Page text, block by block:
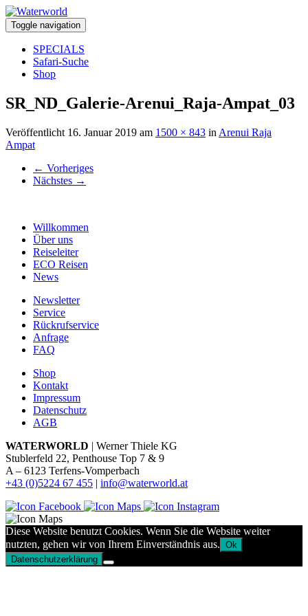
Toggle navigation
SPECIALS
Safari-Suche
Shop
SR_ND_Galerie-Arenui_Raja-Ampat_03
Veröffentlicht 16. Januar 2019 am 1500 × 843 in Arenui Raja
Ampat
← Vorheriges
Nächstes →
Willkommen
Über uns
Reiseleiter
ECO Reisen
News
Newsletter
Service
Rückrufservice
Anfrage
FAQ
Shop
Kontakt
Impressum
Datenschutz
AGB
WATERWORLD | Werner Thiele KG
Stublerfeld 22, Penthouse Top 7 & 9
A – 6123 Terfens-Vomperbach
+43 (0)5224 67 455 | info@waterworld.at
Diese Website benutzt Cookies. Wenn Sie die Website weiter
nutzten, gehen wir von Ihrem Einverständnis aus. Ok
Datenschutzerklärung